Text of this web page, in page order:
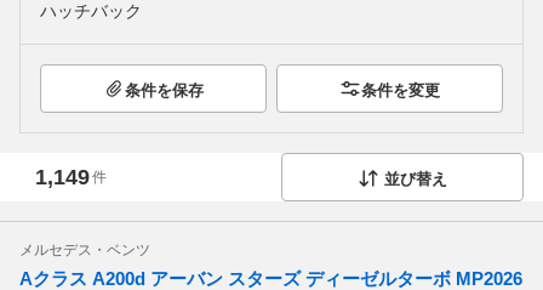
ハッチバック
条件を保存 条件を変更
1,149件 並び替え
メルセデス・ベンツ
Aクラス A200d アーバン スターズ ディーゼルターボ MP2026